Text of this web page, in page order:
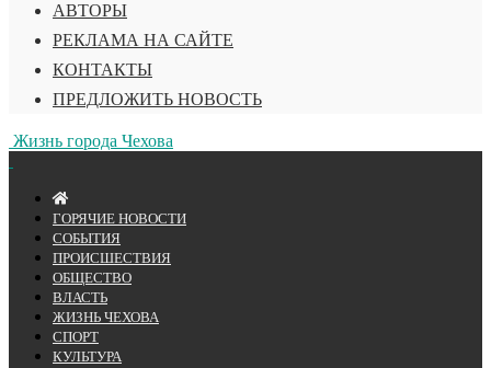
АВТОРЫ
РЕКЛАМА НА САЙТЕ
КОНТАКТЫ
ПРЕДЛОЖИТЬ НОВОСТЬ
Жизнь города Чехова
ГОРЯЧИЕ НОВОСТИ
СОБЫТИЯ
ПРОИСШЕСТВИЯ
ОБЩЕСТВО
ВЛАСТЬ
ЖИЗНЬ ЧЕХОВА
СПОРТ
КУЛЬТУРА